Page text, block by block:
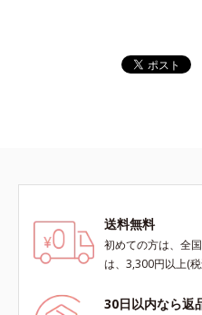
送料無料
初めての方は、全
は、3,300円以上(
30日以内なら返